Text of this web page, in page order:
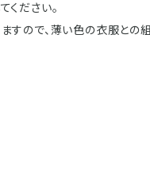
ださい。
すので、薄い色の衣服との